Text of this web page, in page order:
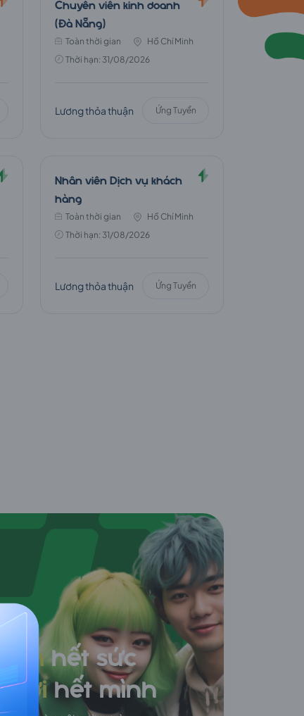
Chuyên viên kinh doanh
(Đà Nẵng)
Toàn thời gian
Hồ Chí Minh
Thời hạn: 31/08/2026
Lương thỏa thuận Ứng Tuyển
Nhân viên Dịch vụ khách
hàng
Toàn thời gian
Hồ Chí Minh
Thời hạn: 31/08/2026
Lương thỏa thuận Ứng Tuyển
hết sức
hết mình